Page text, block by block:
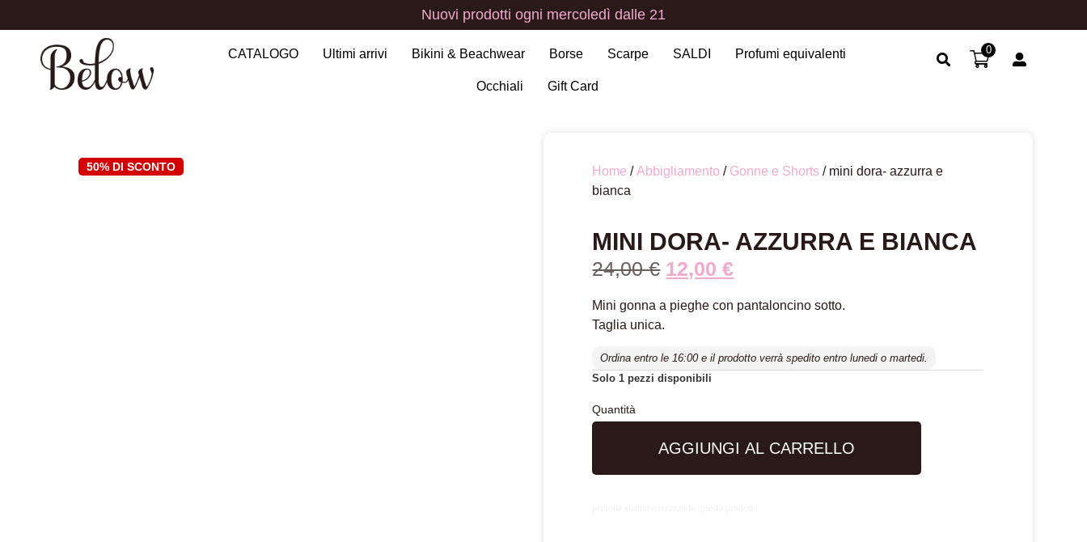
Nuovi prodotti ogni mercoledì dalle 21
CATALOGO Ultimi arrivi Bikini & Beachwear Borse Scarpe SALDI Profumi equivalenti
Occhiali Gift Card
0
50% DI SCONTO Home /Abbigliamento / Gonne e Shorts / mini dora- azzurra e
bianca
MINI DORA- AZZURRA E BIANCA
24,00€ 12,00€
Mini gonna a pieghe con pantaloncino sotto.
Taglia unica.
Ordina entro le 16:00 e il prodotto verrà spedito entro lunedi o martedi.
Solo 1 pezzi disponibili
AGGIUNGI AL CARRELLO